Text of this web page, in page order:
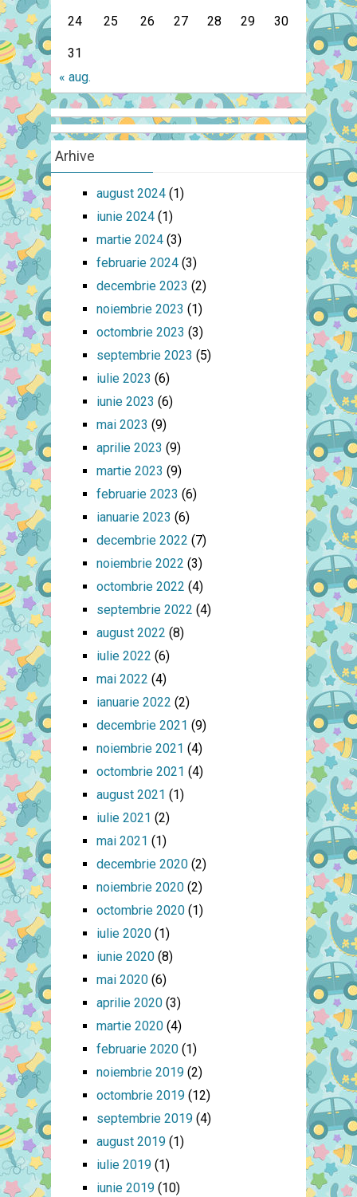
24 25 26 27 28 29 30
31
« aug.
Arhive
august 2024(1)
iunie 2024(1)
martie 2024(3)
februarie 2024(3)
decembrie 2023 (2)
noiembrie 2023 (1)
octombrie 2023 (3)
septembrie 2023 (5)
iulie 2023 (6)
iunie 2023 (6)
mai 2023 (9)
aprilie 2023 (9)
martie 2023 (9)
februarie 2023 (6)
ianuarie 2023 (6)
decembrie 2022 (7)
noiembrie 2022 (3)
octombrie 2022 (4)
septembrie 2022 (4)
august 2022 (8)
iulie 2022 (6)
mai 2022 (4)
ianuarie 2022 (2)
decembrie 2021 (9)
noiembrie 2021 (4)
octombrie 2021 (4)
august 2021 (1)
iulie 2021 (2)
mai 2021 (1)
decembrie 2020(2)
noiembrie 2020(2)
octombrie 2020(1)
iulie 2020(1)
iunie 2020(8)
mai 2020(6)
aprilie 2020(3)
martie 2020(4)
februarie 2020(1)
noiembrie 2019(2)
octombrie 2019(12)
septembrie 2019(4)
august 2019(1)
iulie 2019(1)
iunie 2019(10)